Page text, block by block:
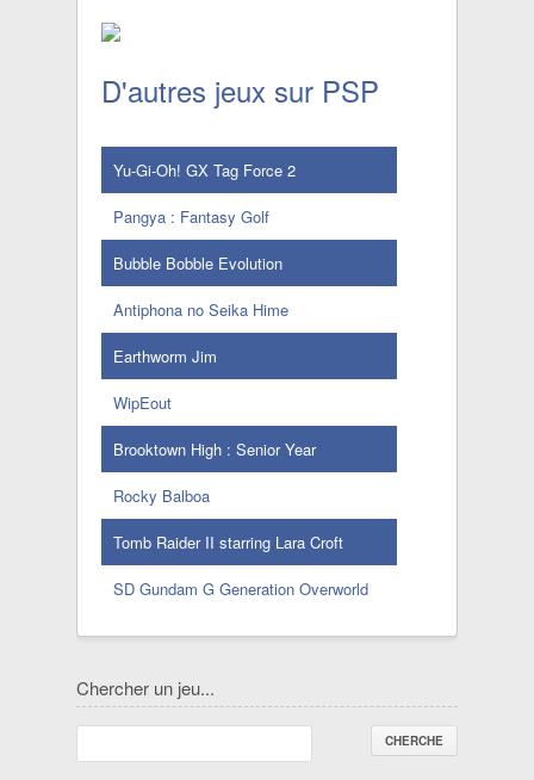
D'autres jeux sur PSP
Yu-Gi-Oh! GX Tag Force 2
Pangya : Fantasy Golf
Bubble Bobble Evolution
Antiphona no Seika Hime
Earthworm Jim
WipEout
Brooktown High : Senior Year
Rocky Balboa
Tomb Raider II starring Lara Croft
SD Gundam G Generation Overworld
Chercher un jeu...